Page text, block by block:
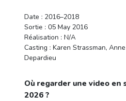
Date : 2016–2018
Sortie : 05 May 2016
Réalisation : N/A
Casting : Karen Strassman,
Depardieu
Où regarder une video en
2026 ?